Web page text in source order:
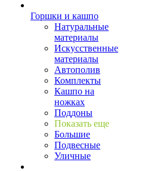
Горшки и кашпо
Натуральные
материалы
Искусственные
материалы
Автополив
Комплекты
Кашпо на
ножках
Поддоны
Показать еще
Большие
Подвесные
Уличные